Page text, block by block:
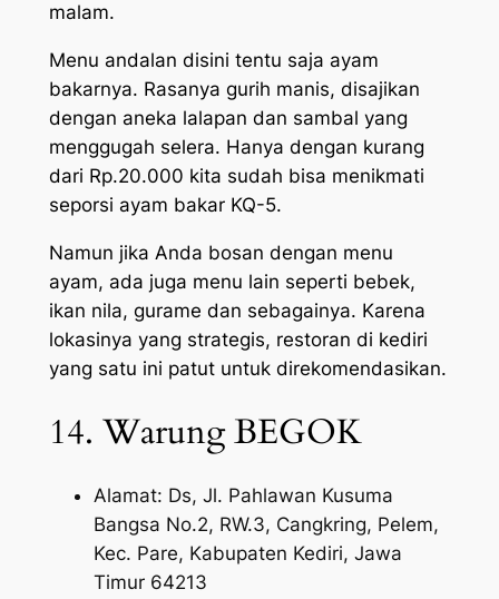
malam.
Menu andalan disini tentu saja ayam
bakarnya. Rasanya gurih manis, disajikan
dengan aneka lalapan dan sambal yang
menggugah selera. Hanya dengan kurang
dari Rp.20.000 kita sudah bisa menikmati
seporsi ayam bakar KQ-5.
Namun jika Anda bosan dengan menu
ayam, ada juga menu lain seperti bebek,
ikan nila, gurame dan sebagainya. Karena
lokasinya yang strategis, restoran di kediri
yang satu ini patut untuk direkomendasikan.
14. Warung BEGOK
Alamat: Ds, Jl. Pahlawan Kusuma
Bangsa No.2, RW.3, Cangkring, Pelem,
Kec. Pare, Kabupaten Kediri, Jawa
Timur 64213